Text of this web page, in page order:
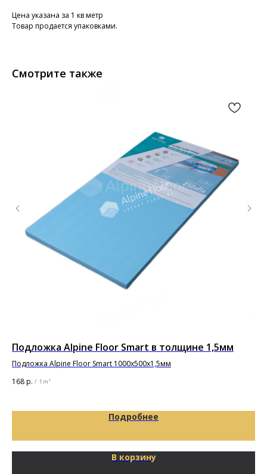
Цена указана за 1 кв метр
Товар продается упаковками.
Смотрите также
Подложка Alpine Floor Smart в толщине 1,5мм
Подложка Alpine Floor Smart 1000х500х1,5мм
168р. / 1 m²
Подробнее
В корзину